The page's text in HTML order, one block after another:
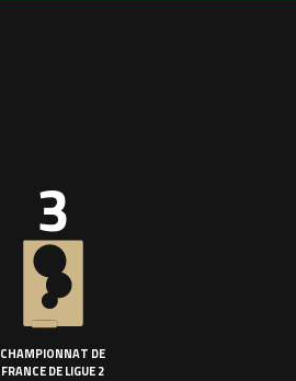
3
CHAMPIONNAT DE
FRANCE DE LIGUE 2